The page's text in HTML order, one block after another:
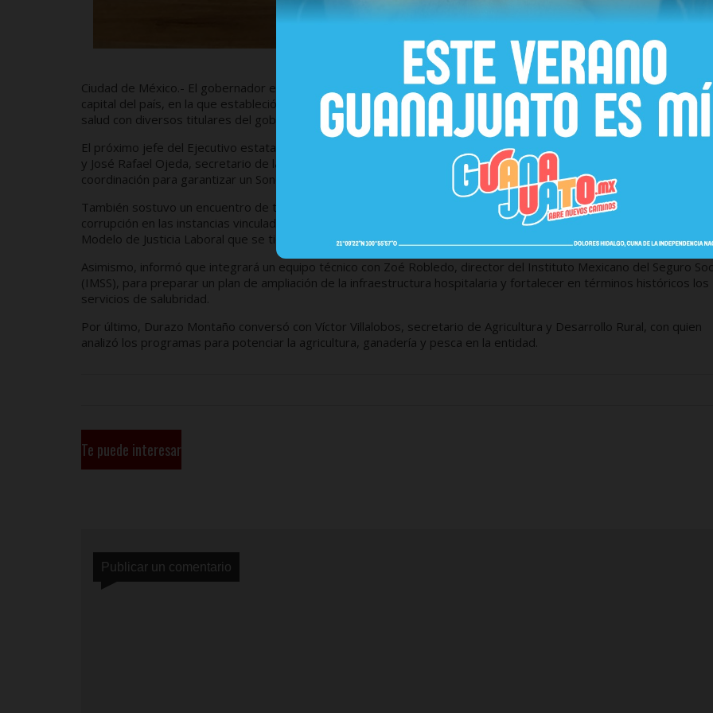
Ciudad de México.- El gobernador electo, Alfonso Durazo Montaño, concluyó este jueves su gira de trabajo por la
capital del país, en la que estableció compromisos a favor de las y los sonorenses en materia de seguridad,
salud con diversos titulares del gobierno federal.
El próximo jefe del Ejecutivo estatal se reunió con Luis Cresencio Sandoval, secretario de la Defensa Nacional
y José Rafael Ojeda, secretario de la Marina, con quienes reafirmó la importancia de estrechar y fortalecer la
coordinación para garantizar un Sonora seguro.
También sostuvo un encuentro de trabajo con Luisa María Alcalde, secretaria del Trabajo, con quien acordó
corrupción en las instancias vinculadas a los procesos laborales y llevar a buen término la implementación del Nuevo
Modelo de Justicia Laboral que se tiene previsto para 2022.
Asimismo, informó que integrará un equipo técnico con Zoé Robledo, director del Instituto Mexicano del Seguro
(IMSS), para preparar un plan de ampliación de la infraestructura hospitalaria y fortalecer en términos históricos los
servicios de salubridad.
Por último, Durazo Montaño conversó con Víctor Villalobos, secretario de Agricultura y Desarrollo Rural, con quien
analizó los programas para potenciar la agricultura, ganadería y pesca en la entidad.
Te puede interesar
Publicar un comentario